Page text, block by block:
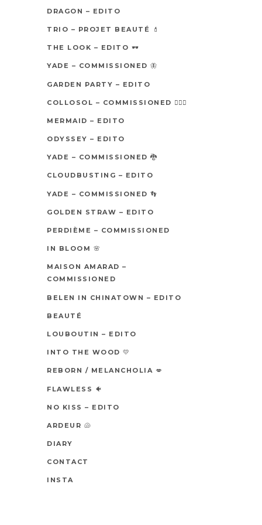
DRAGON – EDITO
TRIO – PROJET BEAUTÉ 💄
THE LOOK – EDITO 🕶
YADE – COMMISSIONED 🦋
GARDEN PARTY – EDITO
COLLOSOL – COMMISSIONED 🧖🏼‍♀️
MERMAID – EDITO
ODYSSEY – EDITO
YADE – COMMISSIONED 🐉
CLOUDBUSTING – EDITO
YADE – COMMISSIONED 👣
GOLDEN STRAW – EDITO
PERDIÈME – COMMISSIONED
IN BLOOM 🌸
MAISON AMARAD –
COMMISSIONED
BELEN IN CHINATOWN – EDITO
BEAUTÉ
LOUBOUTIN – EDITO
INTO THE WOOD 💛
REBORN / MELANCHOLIA 💋
FLAWLESS 🐠
NO KISS – EDITO
ARDEUR 🐚
DIARY
CONTACT
INSTA